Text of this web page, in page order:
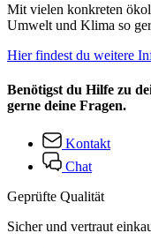
Mit vielen konkreten
Umwelt und Klima so
Hier findest du weitere
Benötigst du Hilfe zu
gerne deine Fragen.
Kontakt
Chat
Geprüfte Qualität
Sicher und vertraut